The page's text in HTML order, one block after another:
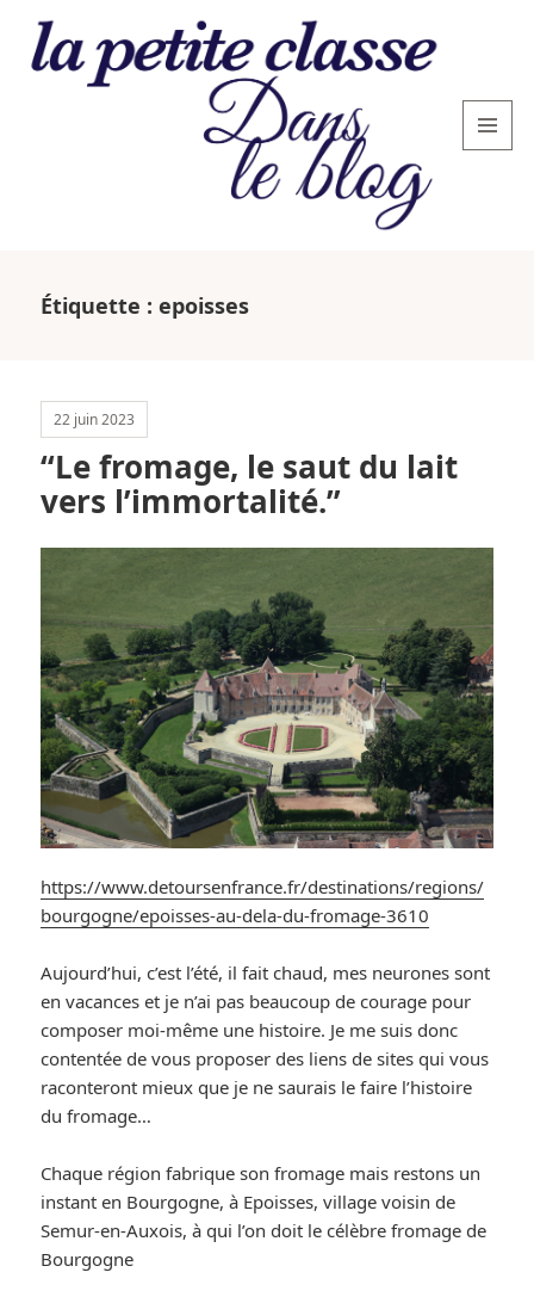
petite
classe
Étiquette :epoisses
22 juin 2023
“Le fromage, le saut du lait
vers l’immortalité.”
https://www.detoursenfrance.fr/destinations/regions/
bourgogne/epoisses-au-dela-du-fromage-3610
Aujourd’hui, c’est l’été, il fait chaud, mes neurones sont
en vacances et je n’ai pas beaucoup de courage pour
composer moi-même une histoire. Je me suis donc
contentée de vous proposer des liens de sites qui vous
raconteront mieux que je ne saurais le faire l’histoire
du fromage…
Chaque région fabrique son fromage mais restons un
instant en Bourgogne, à Epoisses, village voisin de
Semur-en-Auxois, à qui l’on doit le célèbre fromage de
Bourgogne